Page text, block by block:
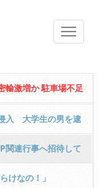
輸激増か 駐車場不足
入 大学生の男を逮
関連行事へ招待して
けなの！」